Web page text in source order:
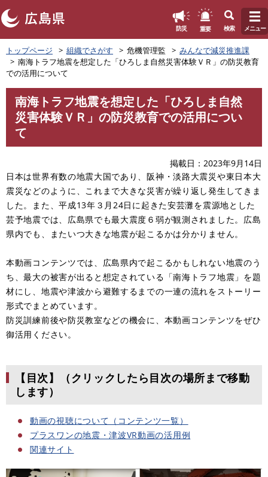
ペ
ー
防災 重要 検索 メニュー
トップページ 組織でさがす 危機管理監
みんなで減災推進課
南海トラフ地震を想定した「ひろしま自然災害体験ＶＲ」の防災教育
での活用について
南海トラフ地震を想定した「ひろしま自然
災害体験ＶＲ」の防災教育での活用につい
て
掲載日
2023年9月14日
日本は世界有数の地震大国であり、阪神・淡路大震災や東日本大
震災などのように、これまで大きな災害が繰り返し発生してきま
した。また、平成13年３月24日に起きた安芸灘を震源地とした
芸予地震では、広島県でも最大震度６弱が観測されました。広島
県内でも、またいつ大きな地震が起こるかは分かりません。
本動画コンテンツでは、広島県内で起こるかもしれない地震のう
ち、最大の被害が出ると想定されている「南海トラフ地震」を題
材にし、地震や津波から避難するまでの一連の流れをストーリー
形式でまとめています。
防災訓練前後や防災教室などの機会に、本動画コンテンツをぜひ
御活用ください。
【目次】（クリックしたら目次の場所まで移動
します）
動画の視聴について（コンテンツ一覧）
プラスワンの地震・津波VR動画の活用例
関連サイト